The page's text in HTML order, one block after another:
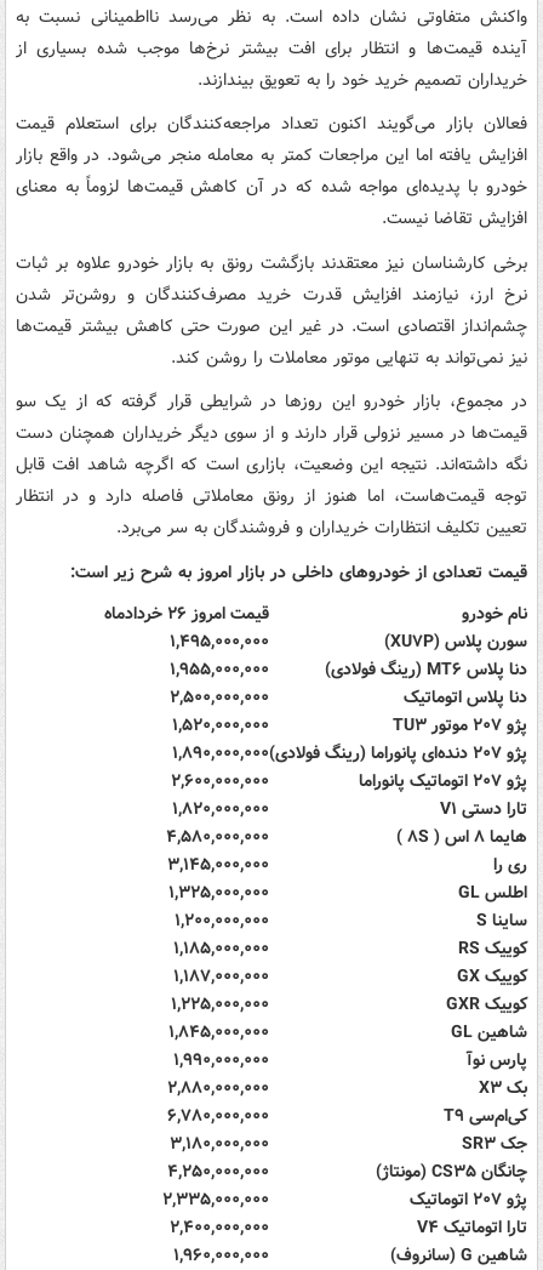
واکنش متفاوتی نشان داده است. به نظر می‌رسد نااطمینانی نسبت به
آینده قیمت‌ها و انتظار برای افت بیشتر نرخ‌ها موجب شده بسیاری از
خریداران تصمیم خرید خود را به تعویق بیندازند.
فعالان بازار می‌گویند اکنون تعداد مراجعه‌کنندگان برای استعلام قیمت
افزایش یافته اما این مراجعات کمتر به معامله منجر می‌شود. در واقع بازار
خودرو با پدیده‌ای مواجه شده که در آن کاهش قیمت‌ها لزوماً به معنای
افزایش تقاضا نیست.
برخی کارشناسان نیز معتقدند بازگشت رونق به بازار خودرو علاوه بر ثبات
نرخ ارز، نیازمند افزایش قدرت خرید مصرف‌کنندگان و روشن‌تر شدن
چشم‌انداز اقتصادی است. در غیر این صورت حتی کاهش بیشتر قیمت‌ها
نیز نمی‌تواند به تنهایی موتور معاملات را روشن کند.
در مجموع، بازار خودرو این روزها در شرایطی قرار گرفته که از یک سو
قیمت‌ها در مسیر نزولی قرار دارند و از سوی دیگر خریداران همچنان دست
نگه داشته‌اند. نتیجه این وضعیت، بازاری است که اگرچه شاهد افت قابل
توجه قیمت‌هاست، اما هنوز از رونق معاملاتی فاصله دارد و در انتظار
تعیین تکلیف انتظارات خریداران و فروشندگان به سر می‌برد.
قیمت تعدادی از خودروهای داخلی در بازار امروز به شرح زیر است:
نام خودرو
قیمت امروز ۲۶ خردادماه
سورن پلاس (XU۷P)
۱,۴۹۵,۰۰۰,۰۰۰
دنا پلاس MT۶ (رینگ فولادی)
۱,۹۵۵,۰۰۰,۰۰۰
دنا پلاس اتوماتیک
۲,۵۰۰,۰۰۰,۰۰۰
پژو ۲۰۷ موتور TU۳
۱,۵۲۰,۰۰۰,۰۰۰
پژو ۲۰۷ دنده‌ای پانوراما (رینگ فولادی)
۱,۸۹۰,۰۰۰,۰۰۰
پژو ۲۰۷ اتوماتیک پانوراما
۲,۶۰۰,۰۰۰,۰۰۰
تارا دستی V۱
۱,۸۲۰,۰۰۰,۰۰۰
هایما ۸ اس ( ۸S )
۴,۵۸۰,۰۰۰,۰۰۰
ری را
۳,۱۴۵,۰۰۰,۰۰۰
اطلس GL
۱,۳۲۵,۰۰۰,۰۰۰
ساینا S
۱,۲۰۰,۰۰۰,۰۰۰
کوییک RS
۱,۱۸۵,۰۰۰,۰۰۰
کوییک GX
۱,۱۸۷,۰۰۰,۰۰۰
کوییک GXR
۱,۲۲۵,۰۰۰,۰۰۰
شاهین GL
۱,۸۴۵,۰۰۰,۰۰۰
پارس نوآ
۱,۹۹۰,۰۰۰,۰۰۰
بک X۳
۲,۸۸۰,۰۰۰,۰۰۰
کی‌ام‌سی T۹
۶,۷۸۰,۰۰۰,۰۰۰
جک SR۳
۳,۱۸۰,۰۰۰,۰۰۰
چانگان CS۳۵ (مونتاژ)
۴,۲۵۰,۰۰۰,۰۰۰
پژو ۲۰۷ اتوماتیک
۲,۳۳۵,۰۰۰,۰۰۰
تارا اتوماتیک V۴
۲,۴۰۰,۰۰۰,۰۰۰
شاهین G (سانروف)
۱,۹۶۰,۰۰۰,۰۰۰